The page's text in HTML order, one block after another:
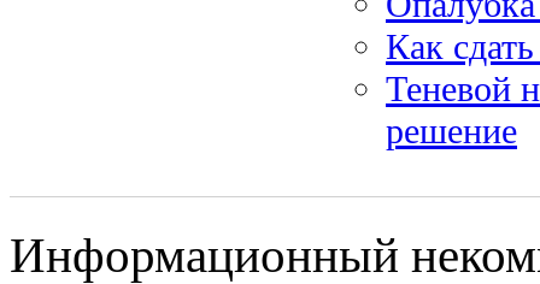
Как
Теневой
решение
Информационный